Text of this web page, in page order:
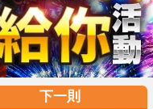
下一則